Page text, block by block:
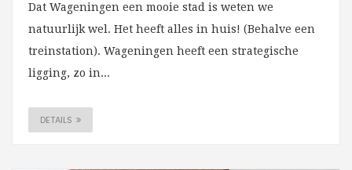
Dat Wageningen een mooie stad is weten we
natuurlijk wel. Het heeft alles in huis! (Behalve een
treinstation). Wageningen heeft een strategische
ligging, zo in...
DETAILS